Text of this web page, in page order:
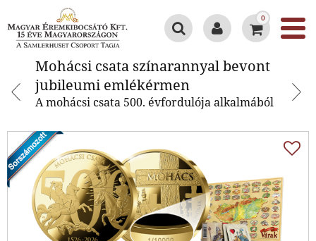
0
Mohácsi csata színarannyal bevont
jubileumi emlékérmen
A mohácsi csata 500. évfordulója alkalmából
Mohácsi csata színarannyal
bevont jubileumi emlékérmen